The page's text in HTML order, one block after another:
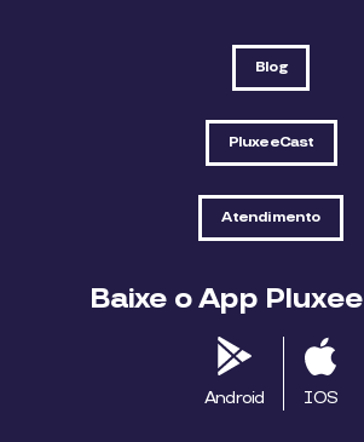
Blog
PluxeeCast
Atendimento
Baixe o App
Android IOS